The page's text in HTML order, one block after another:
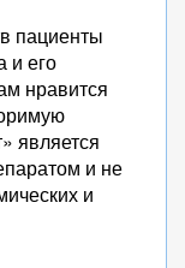
пациенты
и его
нравится
является
и не
и